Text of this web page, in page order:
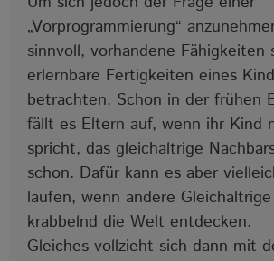
„Vorprogrammierung“
sinnvoll, vorhandene Fähigkeiten
erlernbare Fertigkeiten eines
betrachten. Schon in der frühen
fällt es Eltern auf, wenn ihr Kind
spricht, das gleichaltrige
schon. Dafür kann es aber
laufen, wenn andere
krabbelnd die Welt entdecken.
Gleiches vollzieht sich dann mit